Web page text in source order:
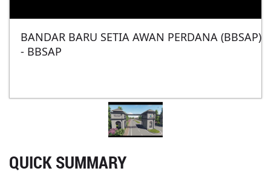
BANDAR BARU SETIA AWAN PERDANA (BBSAP)
- BBSAP
QUICK SUMMARY